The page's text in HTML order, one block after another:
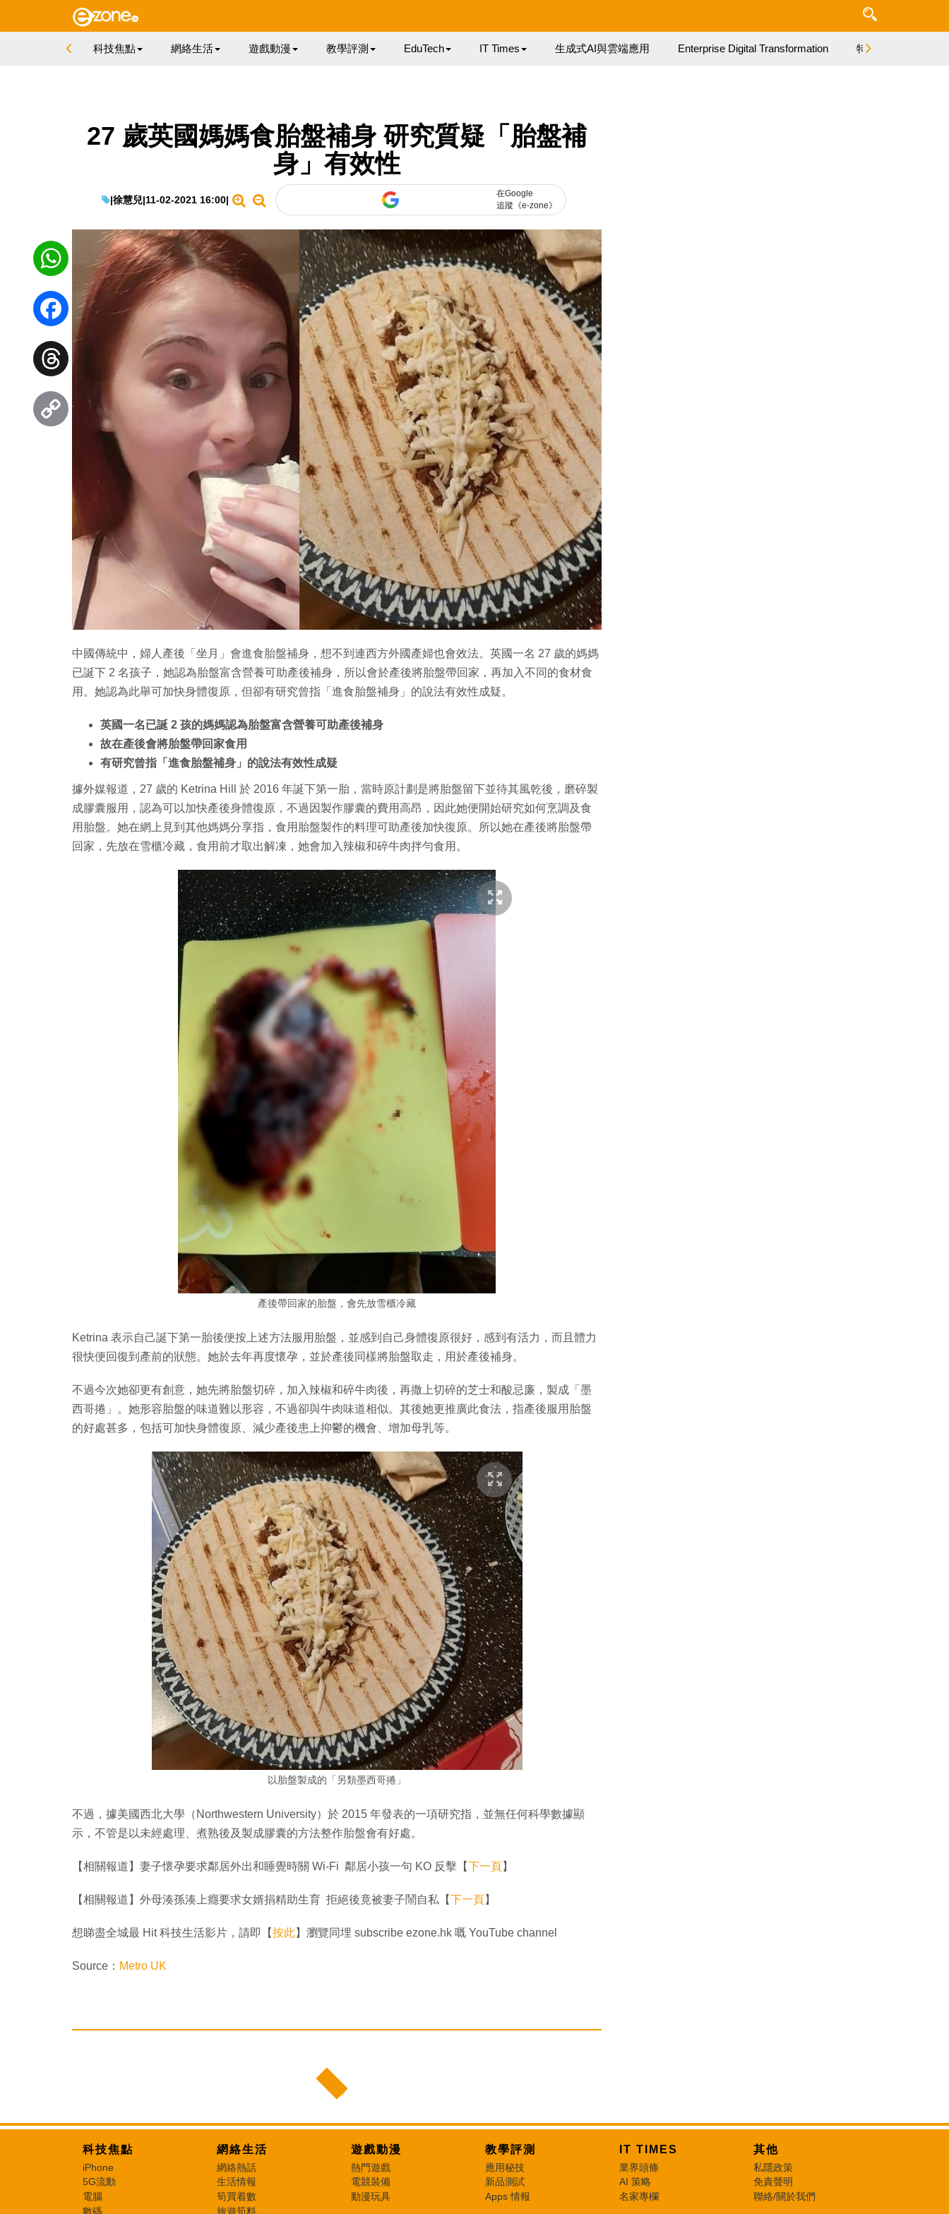
科技焦點 網絡生活 遊戲動漫 教學評測 EduTech IT Times 生成式AI與雲端應用 Enterprise Digital Transformation 特集
27 歲英國媽媽食胎盤補身 研究質疑「胎盤補
身」有效性
|徐慧兒|11-02-2021 16:00|
在Google
追蹤《e-zone》
中國傳統中，婦人產後「坐月」會進食胎盤補身，想不到連西方外國產婦也會效法。英國一名 27 歲的媽媽
已誕下 2 名孩子，她認為胎盤富含營養可助產後補身，所以會於產後將胎盤帶回家，再加入不同的食材食
用。她認為此舉可加快身體復原，但卻有研究曾指「進食胎盤補身」的說法有效性成疑。
英國一名已誕 2 孩的媽媽認為胎盤富含營養可助產後補身
故在產後會將胎盤帶回家食用
有研究曾指「進食胎盤補身」的說法有效性成疑
據外媒報道，27 歲的 Ketrina Hill 於 2016 年誕下第一胎，當時原計劃是將胎盤留下並待其風乾後，磨碎製
成膠囊服用，認為可以加快產後身體復原，不過因製作膠囊的費用高昂，因此她便開始研究如何烹調及食
用胎盤。她在網上見到其他媽媽分享指，食用胎盤製作的料理可助產後加快復原。所以她在產後將胎盤帶
回家，先放在雪櫃冷藏，食用前才取出解凍，她會加入辣椒和碎牛肉拌勻食用。
產後帶回家的胎盤，會先放雪櫃冷藏
Ketrina 表示自己誕下第一胎後便按上述方法服用胎盤，並感到自己身體復原很好，感到有活力，而且體力
很快便回復到產前的狀態。她於去年再度懷孕，並於產後同樣將胎盤取走，用於產後補身。
不過今次她卻更有創意，她先將胎盤切碎，加入辣椒和碎牛肉後，再撒上切碎的芝士和酸忌廉，製成「墨
西哥捲」。她形容胎盤的味道難以形容，不過卻與牛肉味道相似。其後她更推廣此食法，指產後服用胎盤
的好處甚多，包括可加快身體復原、減少產後患上抑鬱的機會、增加母乳等。
以胎盤製成的「另類墨西哥捲」
不過，據美國西北大學（Northwestern University）於 2015 年發表的一項研究指，並無任何科學數據顯
示，不管是以未經處理、煮熟後及製成膠囊的方法整作胎盤會有好處。
【相關報道】妻子懷孕要求鄰居外出和睡覺時關 Wi-Fi 鄰居小孩一句 KO 反擊【下一頁】
【相關報道】外母湊孫湊上癮要求女婿捐精助生育 拒絕後竟被妻子鬧自私【下一頁】
想睇盡全城最 Hit 科技生活影片，請即【按此】瀏覽同埋 subscribe ezone.hk 嘅 YouTube channel
Source： Metro UK
WhatsApp
Facebook
Threads
科技焦點
iPhone
5G流動
電腦
數碼
網絡生活
網絡熱話
生活情報
筍買着數
旅遊筍料
遊戲動漫
熱門遊戲
電競裝備
動漫玩具
教學評測
應用秘技
新品測試
Apps 情報
IT TIMES
業界頭條
AI 策略
名家專欄
其他
私隱政策
免責聲明
聯絡/關於我們